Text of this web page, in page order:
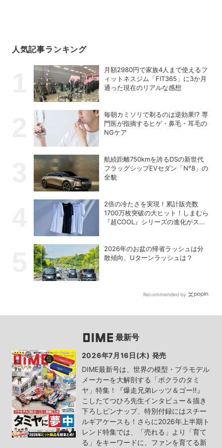
人気記事ランキング
月額2980円で家族4人まで使えるフ
ィットネスジム「FIT365」に3か月
通った現在のリアルな感想
毎朝カミソリで剃るのは逆効果!? 専
門医が指摘するヒゲ・鼻毛・耳毛の
NGケア
航続距離750kmを誇るDSの新世代
フラッグシップEVセダン「N°8」の
全貌
2倍の冷たさを実現！累計販売数
1700万枚突破の大ヒット！しまむら
『超COOL』シリーズの進化がスゴ
2026年のお盆の帰省ラッシュは分
散傾向、Uターンラッシュは？
Recommended by
最新号
2026年7月16日(木) 発売
DIME最新号は、世界の模型・プラモデル
メーカーを大解剖する「ボクラのタミ
ヤ」特集！『爆走兄弟レッツ＆ゴー!!』
こしたてつひろ先生インタビュー＆描き
下ろしピンナップ、特別付録にはスチー
ルギアケースも！さらに2026年上半期ト
レンド特集では、「売れる」より「育て
る」をキーワードに、ファンを育てる新